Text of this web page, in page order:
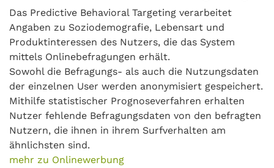
Das Predictive Behavioral Targeting verarbeitet
Angaben zu Soziodemografie, Lebensart und
Produktinteressen des Nutzers, die das System
mittels Onlinebefragungen erhält.
Sowohl die Befragungs- als auch die Nutzungsdaten
der einzelnen User werden anonymisiert gespeichert.
Mithilfe statistischer Prognoseverfahren erhalten
Nutzer fehlende Befragungsdaten von den befragten
Nutzern, die ihnen in ihrem Surfverhalten am
ähnlichsten sind.
mehr zu Onlinewerbung